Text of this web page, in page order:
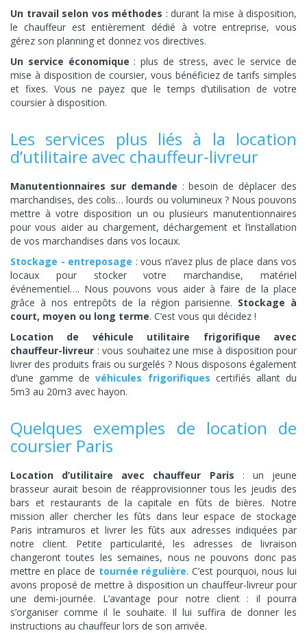
Un travail selon vos méthodes : durant la mise à disposition,
le chauffeur est entièrement dédié à votre entreprise, vous
gérez son planning et donnez vos directives.
Un service économique : plus de stress, avec le service de
mise à disposition de coursier, vous bénéficiez de tarifs simples
et fixes. Vous ne payez que le temps d’utilisation de votre
coursier à disposition.
Les services plus liés à la location
d’utilitaire avec chauffeur-livreur
Manutentionnaires sur demande : besoin de déplacer des
marchandises, des colis… lourds ou volumineux ? Nous pouvons
mettre à votre disposition un ou plusieurs manutentionnaires
pour vous aider au chargement, déchargement et l’installation
de vos marchandises dans vos locaux.
Stockage - entreposage : vous n’avez plus de place dans vos
locaux pour stocker votre marchandise, matériel
événementiel…. Nous pouvons vous aider à faire de la place
grâce à nos entrepôts de la région parisienne. Stockage à
court, moyen ou long terme. C’est vous qui décidez !
Location de véhicule utilitaire frigorifique avec
chauffeur-livreur : vous souhaitez une mise à disposition pour
livrer des produits frais ou surgelés ? Nous disposons également
d’une gamme devéhicules frigorifiques certifiés allant du
5m3 au 20m3 avec hayon.
Quelques exemples de location de
coursier Paris
Location d’utilitaire avec chauffeur Paris : un jeune
brasseur aurait besoin de réapprovisionner tous les jeudis des
bars et restaurants de la capitale en fûts de bières. Notre
mission aller chercher les fûts dans leur espace de stockage
Paris intramuros et livrer les fûts aux adresses indiquées par
notre client. Petite particularité, les adresses de livraison
changeront toutes les semaines, nous ne pouvons donc pas
mettre en place de tournée régulière. C’est pourquoi, nous lui
avons proposé de mettre à disposition un chauffeur-livreur pour
une demi-journée. L’avantage pour notre client : il pourra
s’organiser comme il le souhaite. Il lui suffira de donner les
instructions au chauffeur lors de son arrivée.